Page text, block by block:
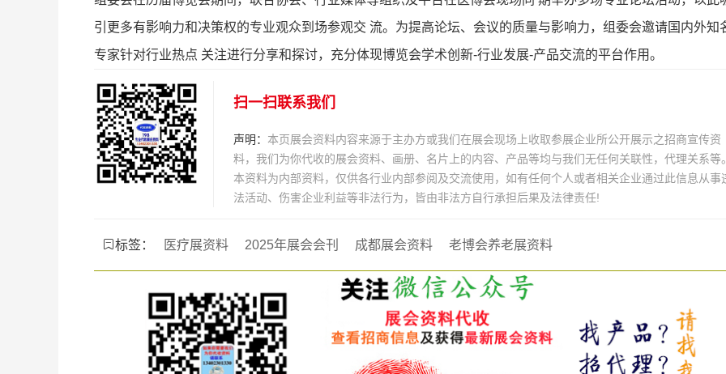
引更多有影响力和决策权的专业观众到场参观交 流。为提高论坛、会议的质量与影响力，组委会邀请国内外知
专家针对行业热点 关注进行分享和探讨，充分体现博览会学术创新-行业发展-产品交流的平台作用。
扫一扫联系我们
声明： 本页展会资料内容来源于主办方或我们在展会现场上收取参展企业所公开展示之招商宣传资
料，我们为你代收的展会资料、画册、名片上的内容、产品等均与我们无任何关联性，代理关系等
本资料为内部资料，仅供各行业内部参阅及交流使用，如有任何个人或者相关企业通过此信息从事
法活动、伤害企业利益等非法行为，皆由非法方自行承担后果及法律责任!
标签： 医疗展资料 2025年展会会刊 成都展会资料 老博会养老展资料